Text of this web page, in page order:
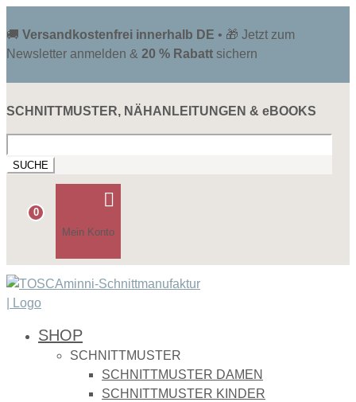
🚚 Versandkostenfrei innerhalb DE • 🎁 Jetzt zum
Newsletter anmelden & 20 % Rabatt sichern
SCHNITTMUSTER, NÄHANLEITUNGEN & eBOOKS
nach:
0

Mein Konto
SHOP
SCHNITTMUSTER
SCHNITTMUSTER DAMEN
SCHNITTMUSTER KINDER